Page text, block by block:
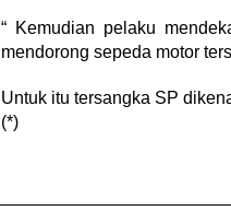
“ Kemudian pelaku
mendorong sepeda motor
Untuk itu tersangka SP
(*)